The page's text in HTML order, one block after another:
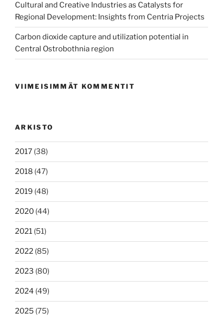
Cultural and Creative Industries as Catalysts for
Regional Development: Insights from Centria Projects
Carbon dioxide capture and utilization potential in
Central Ostrobothnia region
VIIMEISIMMÄT KOMMENTIT
ARKISTO
2017 (38)
2018 (47)
2019 (48)
2020 (44)
2021 (51)
2022 (85)
2023 (80)
2024 (49)
2025 (75)